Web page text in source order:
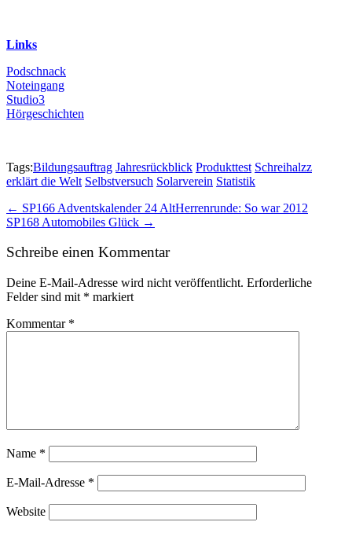
Links
Podschnack
Noteingang
Studio3
Hörgeschichten
Tags:Bildungsauftrag Jahresrückblick Produkttest Schreihalzz
erklärt die Welt Selbstversuch Solarverein Statistik
Post
navigation
← SP166 Adventskalender 24 AltHerrenrunde: So war 2012
SP168 Automobiles Glück →
Schreibe einen Kommentar
Deine E-Mail-Adresse wird nicht veröffentlicht. Erforderliche
Felder sind mit * markiert
Kommentar *
Name *
E-Mail-Adresse *
Website